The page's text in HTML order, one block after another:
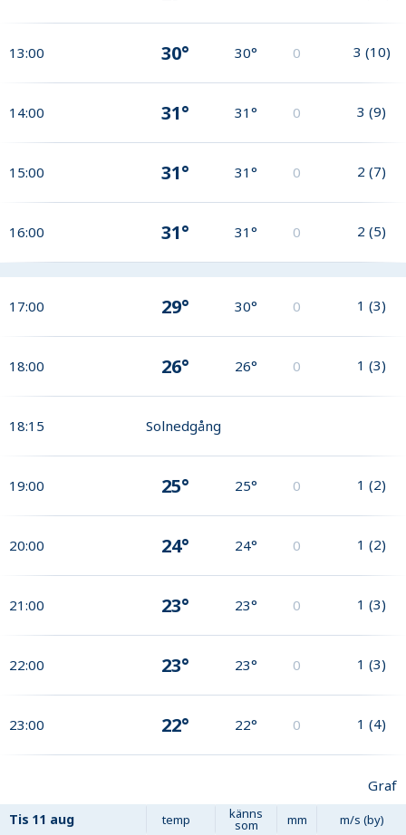
13:00 30° 30° 0 3 (10)
14:00 31° 31° 0 3 (9)
15:00 31° 31° 0 2 (7)
16:00 31° 31° 0 2 (5)
17:00 29° 30° 0 1 (3)
18:00 26° 26° 0 1 (3)
18:15 Solnedgång
19:00 25° 25° 0 1 (2)
20:00 24° 24° 0 1 (2)
21:00 23° 23° 0 1 (3)
22:00 23° 23° 0 1 (3)
23:00 22° 22° 0 1 (4)
Graf
Tis 11 aug temp känns
som mm m/s (by)